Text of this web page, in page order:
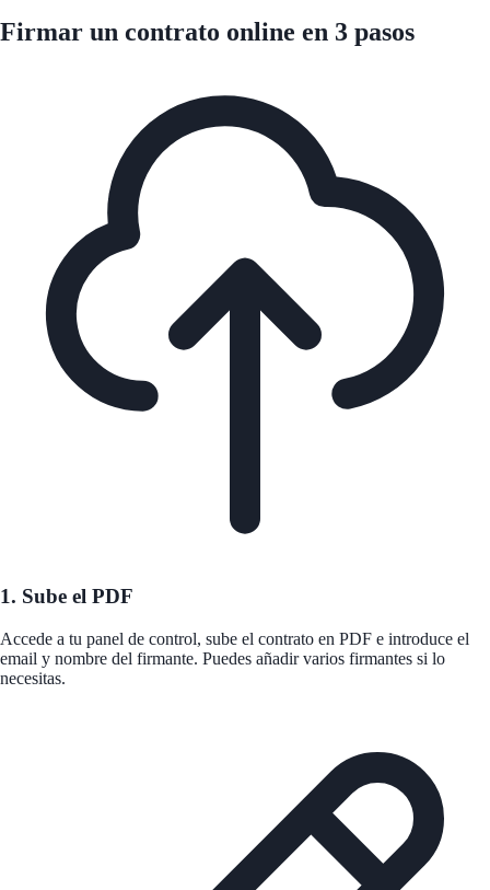
Firmar un contrato online en 3 pasos
1. Sube el PDF
Accede a tu panel de control, sube el contrato en PDF e introduce el
email y nombre del firmante. Puedes añadir varios firmantes si lo
necesitas.